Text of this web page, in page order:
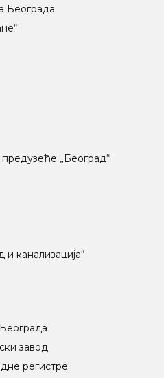
Београда
„Београд“
канализација“
завод
регистре